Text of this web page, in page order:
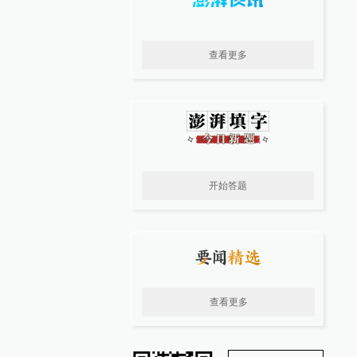
查看更多
开始答题
查看更多